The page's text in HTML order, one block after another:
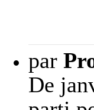
par
De